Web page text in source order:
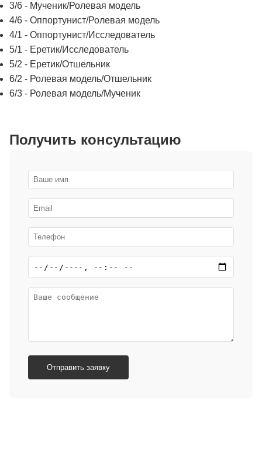
3/6 - Мученик/Ролевая модель
4/6 - Оппортунист/Ролевая модель
4/1 - Оппортунист/Исследователь
5/1 - Еретик/Исследователь
5/2 - Еретик/Отшельник
6/2 - Ролевая модель/Отшельник
6/3 - Ролевая модель/Мученик
Получить консультацию
Отправить заявку